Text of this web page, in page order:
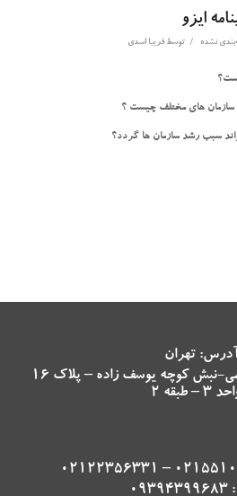
ایزو
نشده / توسط فریبا اسدی
سازمان های مختلف چیست ؟
سبب رشد سازمان ها گردد؟
آدرس: تهران
نواب-انتهای خیابان هاشمی-نبش کوچه یوسف زاده – پلاک 16
– طبقه 2